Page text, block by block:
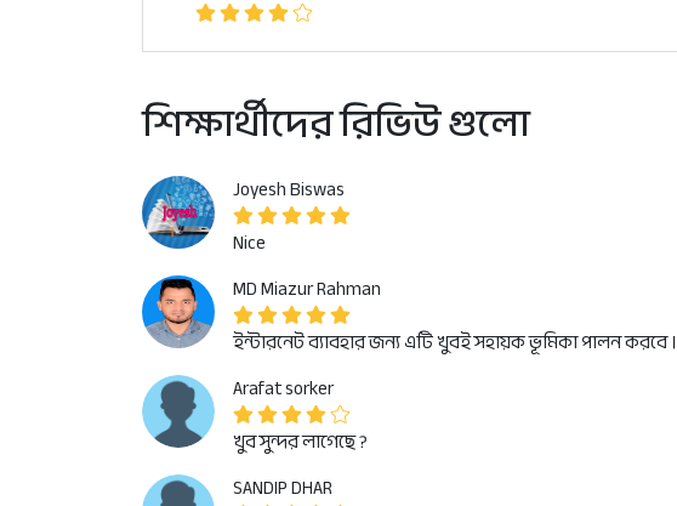
শিক্ষার্থীদের রিভিউ গুলো
Joyesh Biswas
Nice
MD Miazur Rahman
ইন্টারনেট ব্যাবহার জন্য এটি খুবই সহায়ক ভূমিকা পালন করবে ।
Arafat sorker
খুব সুন্দর লাগেছে ?
SANDIP DHAR